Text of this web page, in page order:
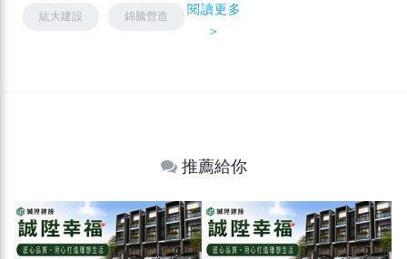
紘大建設 錦騰營造
閱讀更多
＞
推薦給你